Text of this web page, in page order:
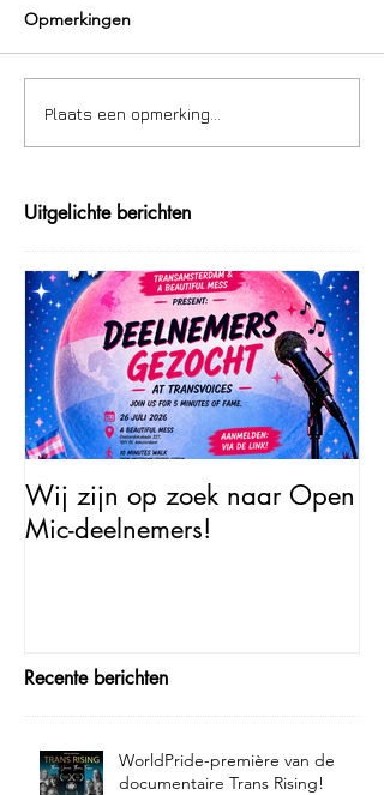
Opmerkingen
Plaats een opmerking...
Uitgelichte berichten
Wij zijn op zoek naar Open
Mic-deelnemers!
Recente berichten
WorldPride-première van de
documentaire Trans Rising!